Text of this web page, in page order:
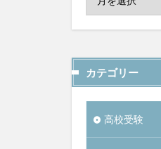
カテゴリー
高校受験